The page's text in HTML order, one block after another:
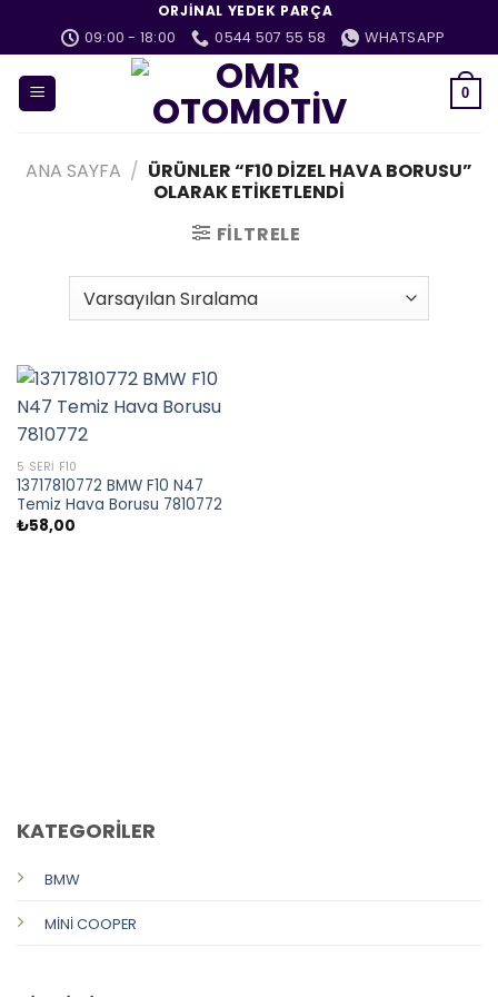
ORJINAL YEDEK PARÇA
09:00 - 18:00
0544 507 55 58 WHATSAPP
0
ANA SAYFA / ÜRÜNLER “F10 DIZEL HAVA BORUSU”
OLARAK ETIKETLENDI
FILTRELE
5 SERI F10
13717810772 BMW F10 N47
Temiz Hava Borusu 7810772
₺58,00
KATEGORİLER
BMW
MİNİ COOPER